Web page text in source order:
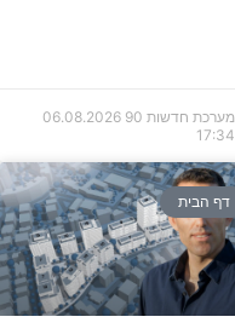
מערכת חדשות 90
06.08.2026
17:34
דף הבית